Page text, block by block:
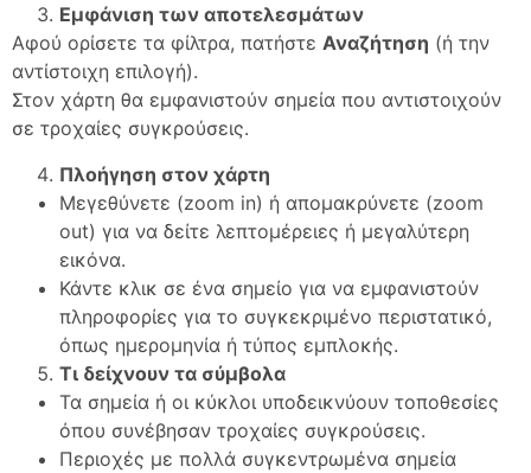
Εμφάνιση των αποτελεσμάτων
Αφού ορίσετε τα φίλτρα, πατήστε Αναζήτηση (ή την
αντίστοιχη επιλογή).
Στον χάρτη θα εμφανιστούν σημεία που αντιστοιχούν
σε τροχαίες συγκρούσεις.
Πλοήγηση στον χάρτη
Μεγεθύνετε (zoom in) ή απομακρύνετε (zoom
out) για να δείτε λεπτομέρειες ή μεγαλύτερη
εικόνα.
Κάντε κλικ σε ένα σημείο για να εμφανιστούν
πληροφορίες για το συγκεκριμένο περιστατικό,
όπως ημερομηνία ή τύπος εμπλοκής.
Τι δείχνουν τα σύμβολα
Τα σημεία ή οι κύκλοι υποδεικνύουν τοποθεσίες
όπου συνέβησαν τροχαίες συγκρούσεις.
Περιοχές με πολλά συγκεντρωμένα σημεία